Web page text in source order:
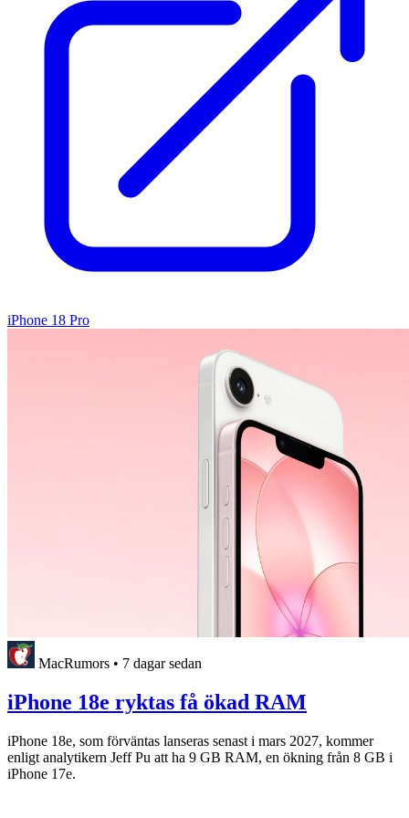
iPhone 18 Pro
MacRumors • 7 dagar sedan
iPhone 18e ryktas få ökad RAM
iPhone 18e, som förväntas lanseras senast i mars 2027, kommer
enligt analytikern Jeff Pu att ha 9 GB RAM, en ökning från 8 GB i
iPhone 17e.